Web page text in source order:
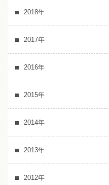
2018年
2017年
2016年
2015年
2014年
2013年
2012年